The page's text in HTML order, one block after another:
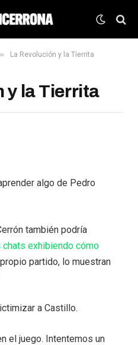
» La Revolución y la Tierrita
y la Tierrita
algo de Pedro
también podría
chats exhibiendo cómo
partido, lo muestran
a Castillo.
el juego. Intentemos un